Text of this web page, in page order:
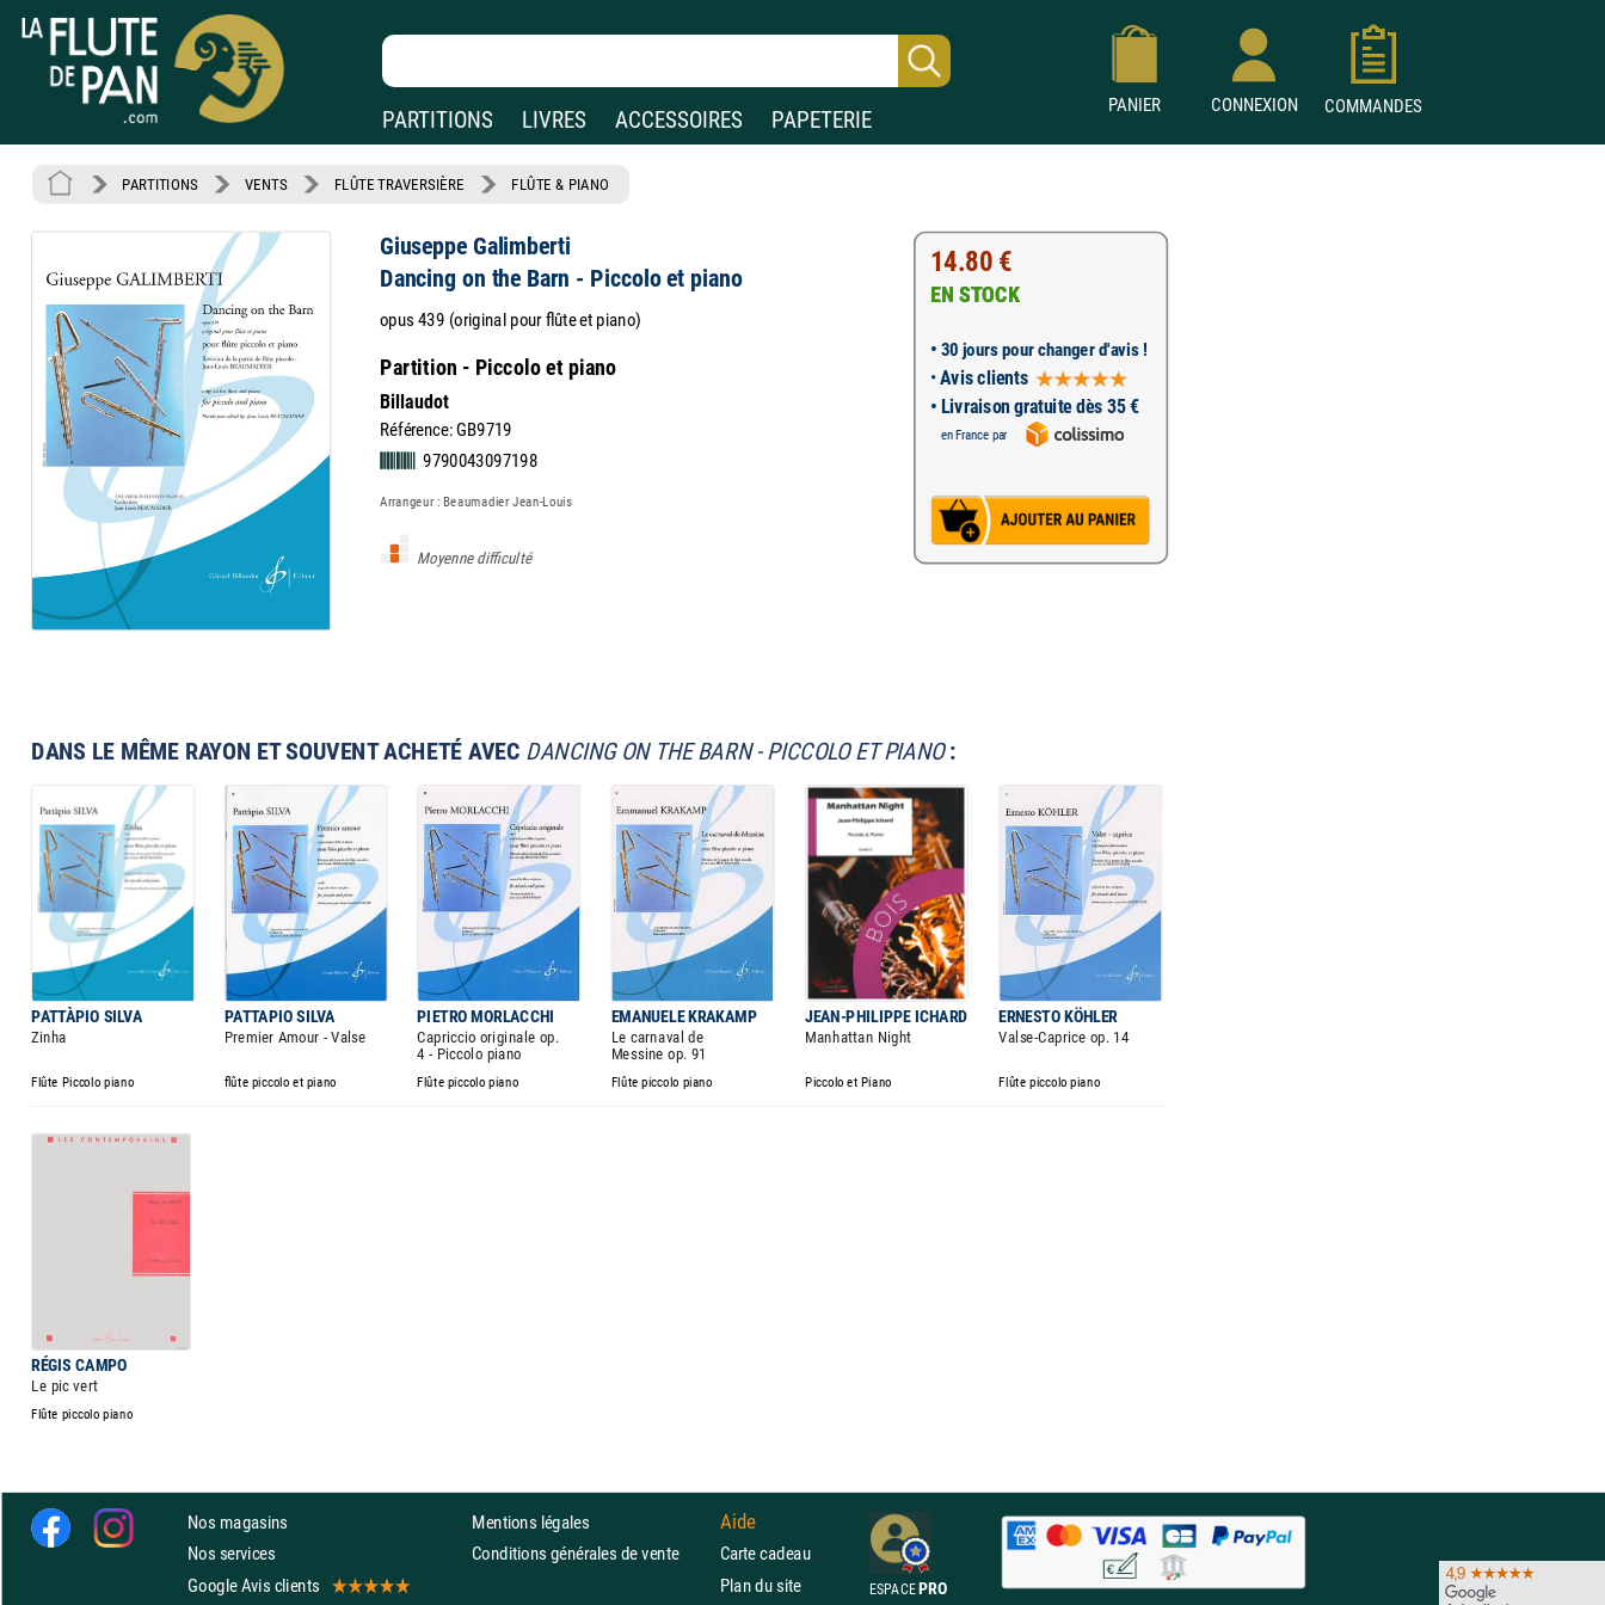
PARTITIONS LIVRES ACCESSOIRES PAPETERIE
PANIER CONNEXION COMMANDES
PARTITIONS VENTS FLÛTE TRAVERSIÈRE FLÛTE & PIANO
Giuseppe Galimberti
Dancing on the Barn - Piccolo et piano
opus 439 (original pour flûte et piano)
Partition - Piccolo et piano
Billaudot
Référence: GB9719
9790043097198
Arrangeur : Beaumadier Jean-Louis
Moyenne difficulté
14.80 €
EN STOCK
• 30 jours pour changer d'avis !
•Avis clients
• Livraison gratuite dès 35 €
en France par
DANS LE MÊME RAYON ET SOUVENT ACHETÉ AVEC DANCING ON THE BARN - PICCOLO ET PIANO:
PATTÀPIO SILVA PATTAPIO SILVA PIETRO MORLACCHI EMANUELE KRAKAMP JEAN-PHILIPPE ICHARD ERNESTO KÖHLER
Zinha Premier Amour - Valse
Capriccio originale op.
4 - Piccolo piano
Le carnaval de
Messine op. 91
Manhattan Night Valse-Caprice op. 14
Flûte Piccolo piano flûte piccolo et piano Flûte piccolo piano Flûte piccolo piano Piccolo et Piano Flûte piccolo piano
RÉGIS CAMPO
Le pic vert
Flûte piccolo piano
Nos magasins
Nos services
Google Avis clients
Mentions légales
Conditions générales de vente
Aide
Carte cadeau
Plan du site
ESPACEPRO